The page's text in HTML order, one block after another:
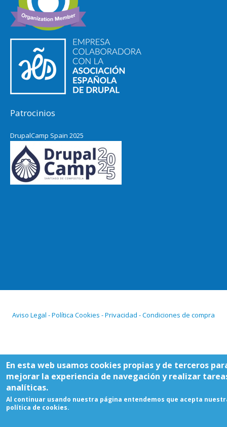
Patrocinios
DrupalCamp Spain 2025
Aviso Legal - Política Cookies - Privacidad - Condiciones de compra
En esta web usamos cookies propias y de terceros
mejorar la experiencia de navegación y realizar
analíticas.
Al continuar usando nuestra página entendemos que acepta
política de cookies.